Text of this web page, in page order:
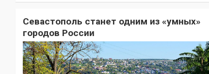
Севастополь станет одним из «умных»
городов России